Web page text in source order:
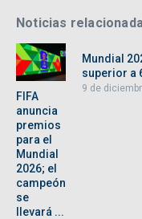
Noticias
FIFA
anuncia
premios
para el
Mundial
2026; el
campeón
se
llevará ...
Mundial
superior a
9 de